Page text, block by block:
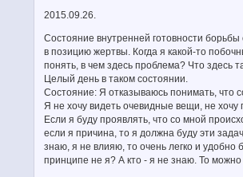
2015.09.26.
Состояние внутренней готовности
в позицию жертвы. Когда я какой-то
понять, в чем здесь проблема? Что здесь
Целый день в таком состоянии.
Состояние: Я отказываюсь понимать, что
Я не хочу видеть очевидные вещи, не
Если я буду проявлять, что со мной
если я причина, то я должна буду эти
знаю, я не влияю, то очень легко и удобно
принципе не я? А кто - я не знаю. То можно